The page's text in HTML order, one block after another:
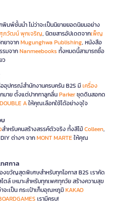
พิมพ์ชั้นนำ ไม่ว่าจะเป็นนิยายยอดนิยมอย่าง
ภวัฒน์ พุกเจริญ, นิตยสารอัปเดตจากเพ็ญ
ยาจากMugunghwa Publishing, หนังสือ
รมจากNanmeebooks ทั้งหมดนี้สามารถซื้อ
ว
อุปกรณ์สำนักงานครบครัน B2S มีเครื่อง
กมาย ตั้งแต่ปากกาลูกลื่นParkerชุดดินสอกด
DOUBLE Aให้คุณเลือกใช้ได้อย่างจุใจ
สำหรับคนสร้างสรรค์ตัวจริง ทั้งสีไม้Colleen,
ต่างๆ จากMONT MARTEให้คุณ
ศกาล
ขวัญสุดพิเศษสำหรับทุกโอกาส B2S เราคัด
ตล์ เหมาะสำหรับทุกเพศทุกวัย สร้างความสุข
ะเป็น กระเป๋าเก็บอุณหภูมิKAKAO
เรามีครบ!